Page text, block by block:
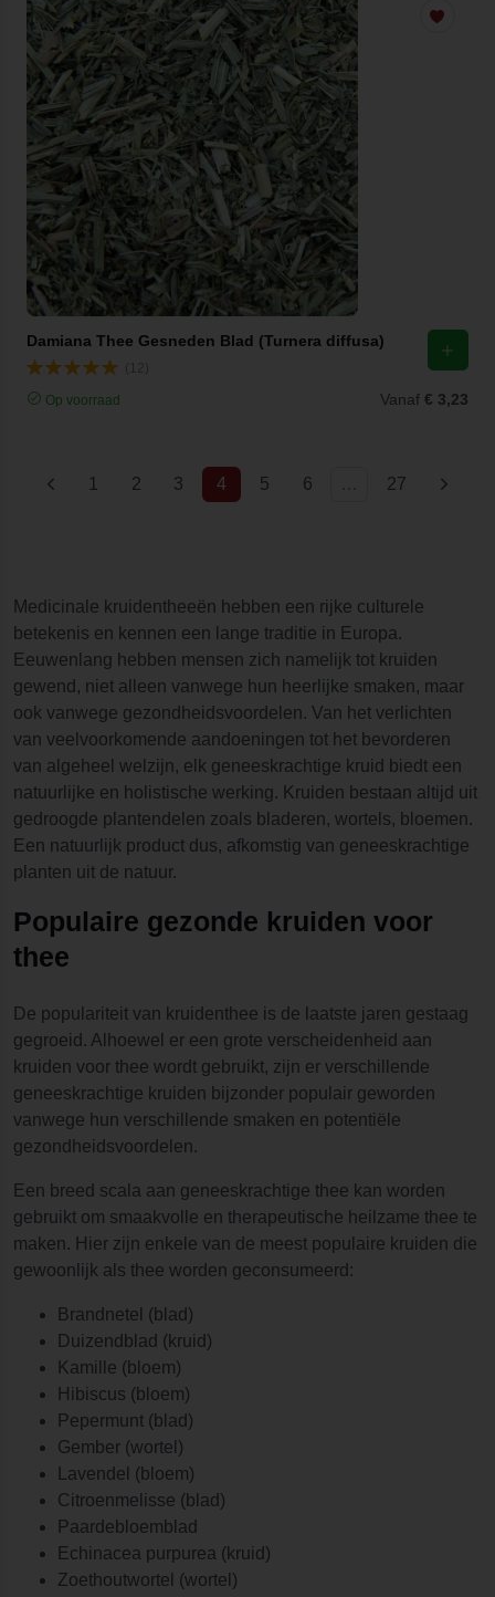
Damiana Thee Gesneden Blad (Turnera diffusa)
Op voorraad Vanaf € 3,23
1 2 3 4 (current)
5 6 27
Medicinale kruidentheeën hebben een rijke culturele
betekenis en kennen een lange traditie in Europa.
Eeuwenlang hebben mensen zich namelijk tot kruiden
gewend, niet alleen vanwege hun heerlijke smaken, maar
ook vanwege gezondheidsvoordelen. Van het verlichten
van veelvoorkomende aandoeningen tot het bevorderen
van algeheel welzijn, elk geneeskrachtige kruid biedt een
natuurlijke en holistische werking. Kruiden bestaan altijd uit
gedroogde plantendelen zoals bladeren, wortels, bloemen.
Een natuurlijk product dus, afkomstig van geneeskrachtige
planten uit de natuur.
Populaire gezonde kruiden voor
thee
De populariteit van kruidenthee is de laatste jaren gestaag
gegroeid. Alhoewel er een grote verscheidenheid aan
kruiden voor thee wordt gebruikt, zijn er verschillende
geneeskrachtige kruiden bijzonder populair geworden
vanwege hun verschillende smaken en potentiële
gezondheidsvoordelen.
Een breed scala aan geneeskrachtige thee kan worden
gebruikt om smaakvolle en therapeutische heilzame thee te
maken. Hier zijn enkele van de meest populaire kruiden die
gewoonlijk als thee worden geconsumeerd:
Brandnetel (blad)
Duizendblad (kruid)
Kamille (bloem)
Hibiscus (bloem)
Pepermunt (blad)
Gember (wortel)
Lavendel (bloem)
Citroenmelisse (blad)
Paardebloemblad
Echinacea purpurea (kruid)
Zoethoutwortel (wortel)